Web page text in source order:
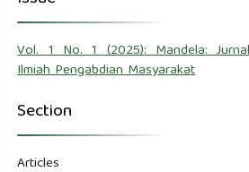
Vol. 1 No. 1 (2025): Mandela:
Ilmiah Pengabdian Masyarakat
Section
Articles